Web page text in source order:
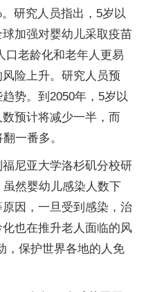
研究人员指出，5岁以
加强对婴幼儿采取疫苗
口老龄化和老年人更易
险上升。研究人员预
势。到2050年，5岁以
预计将减少一半，而
一番多。
尼亚大学洛杉矶分校研
然婴幼儿感染人数下
因，一旦受到感染，治
也在推升老人面临的风
，保护世界各地的人免